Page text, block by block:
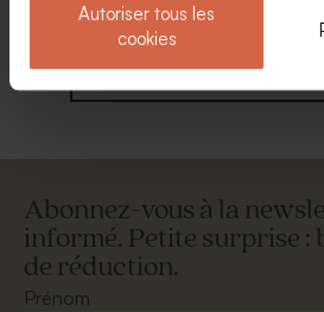
Autoriser tous les
cookies
Voir toute la collection
Abonnez-vous à la
informé. Petite surprise :
de réduction.
Prénom